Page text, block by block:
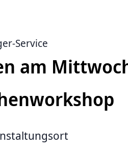
Service
am